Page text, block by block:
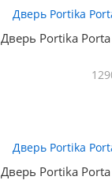
Дверь Portika
Дверь Portika